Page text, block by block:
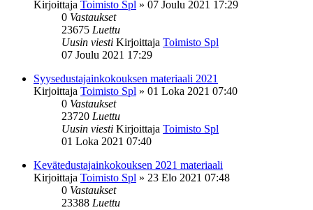
Kirjoittaja Toimisto Spl » 07 Joulu 2021 17:29
0 Vastaukset
23675 Luettu
Uusin viesti Kirjoittaja Toimisto Spl
07 Joulu 2021 17:29
Syysedustajainkokouksen materiaali 2021
Kirjoittaja Toimisto Spl » 01 Loka 2021 07:40
0 Vastaukset
23720 Luettu
Uusin viesti Kirjoittaja Toimisto Spl
01 Loka 2021 07:40
Kevätedustajainkokouksen 2021 materiaali
Kirjoittaja Toimisto Spl » 23 Elo 2021 07:48
0 Vastaukset
23388 Luettu